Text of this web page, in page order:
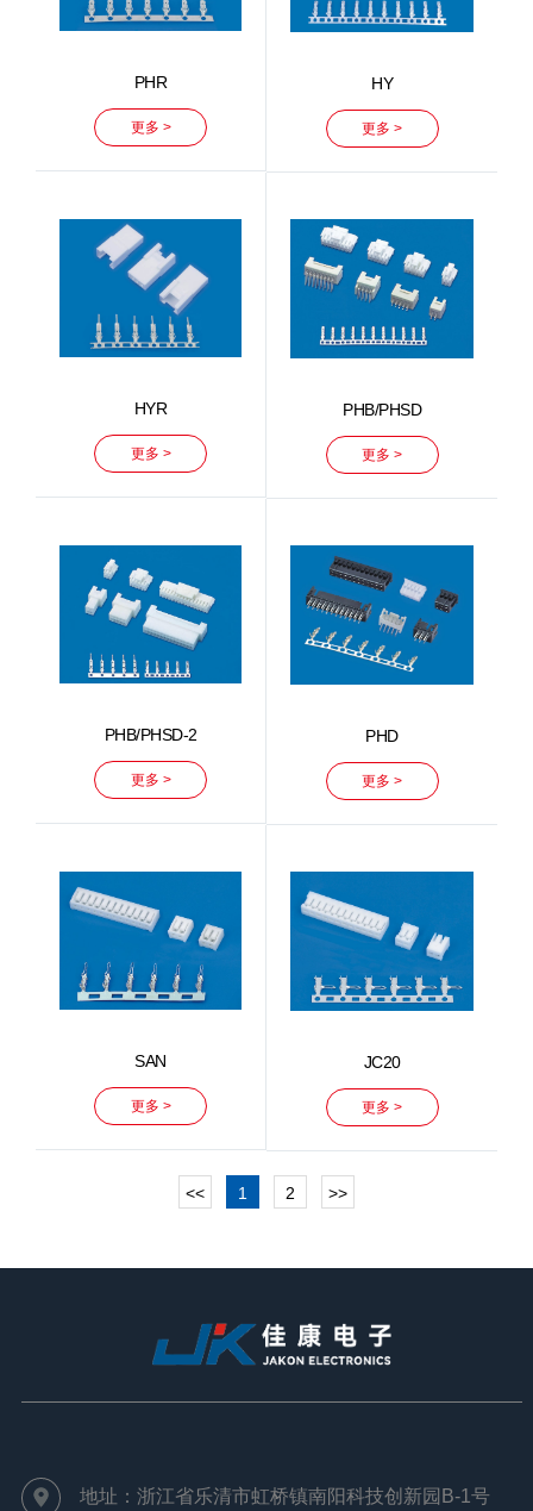
PHR
更多 >
HY
更多 >
HYR
更多 >
PHB/PHSD
更多 >
PHB/PHSD-2
更多 >
PHD
更多 >
SAN
更多 >
JC20
更多 >
<< 1 2 >>
地址：浙江省乐清市虹桥镇南阳科技创新园B-1号